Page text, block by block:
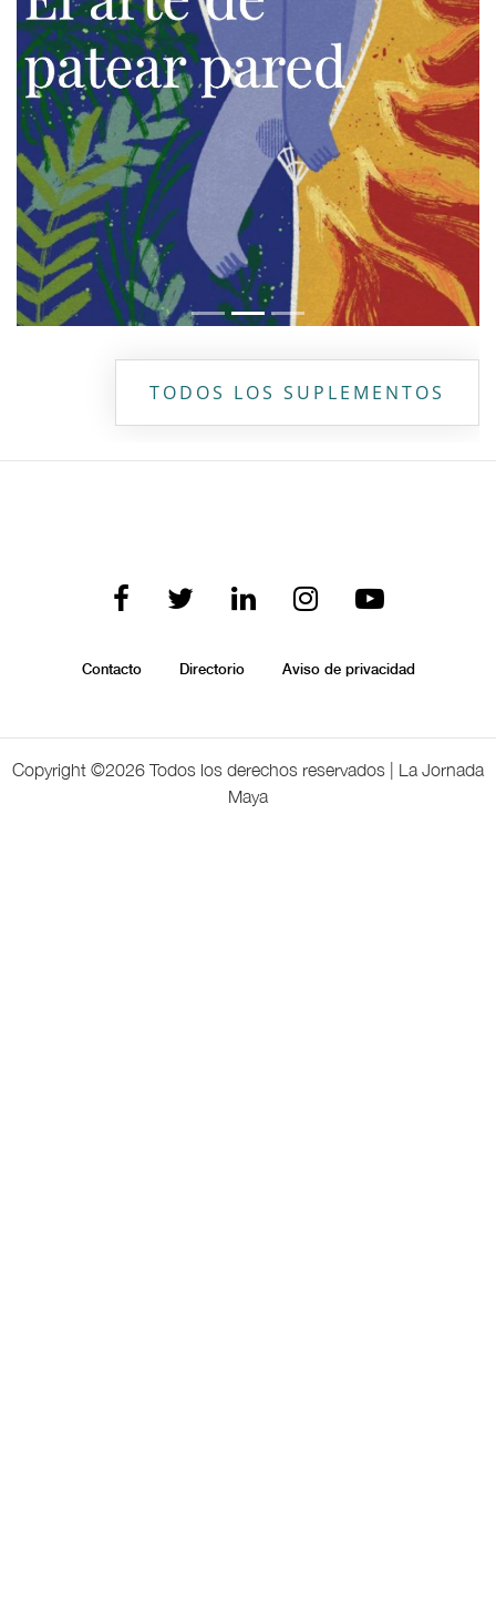
TODOS LOS SUPLEMENTOS
Contacto Directorio Aviso de privacidad
Copyright ©2026 Todos los derechos reservados | La Jornada
Maya